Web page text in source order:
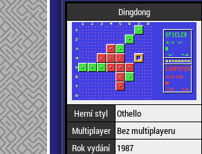
Dingdong
Herní styl
Othello
Multiplayer Bez multiplayeru
Rok vydání
1987